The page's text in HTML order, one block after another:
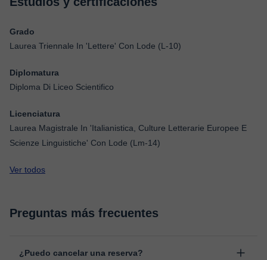
Grado
Laurea Triennale In 'Lettere' Con Lode (L-10)
Diplomatura
Diploma Di Liceo Scientifico
Licenciatura
Laurea Magistrale In 'Italianistica, Culture Letterarie Europee E
Scienze Linguistiche' Con Lode (Lm-14)
Ver todos
Preguntas más frecuentes
¿Puedo cancelar una reserva?